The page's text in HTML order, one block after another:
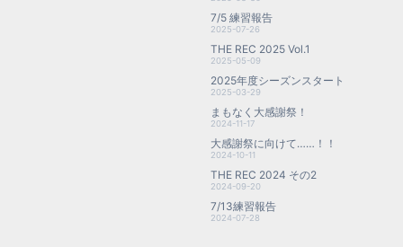
7/5 練習報告
2025-07-26
THE REC 2025 Vol.1
2025-05-09
2025年度シーズンスタート
2025-03-29
まもなく大感謝祭！
2024-11-17
大感謝祭に向けて……！！
2024-10-11
THE REC 2024 その2
2024-09-20
7/13練習報告
2024-07-28